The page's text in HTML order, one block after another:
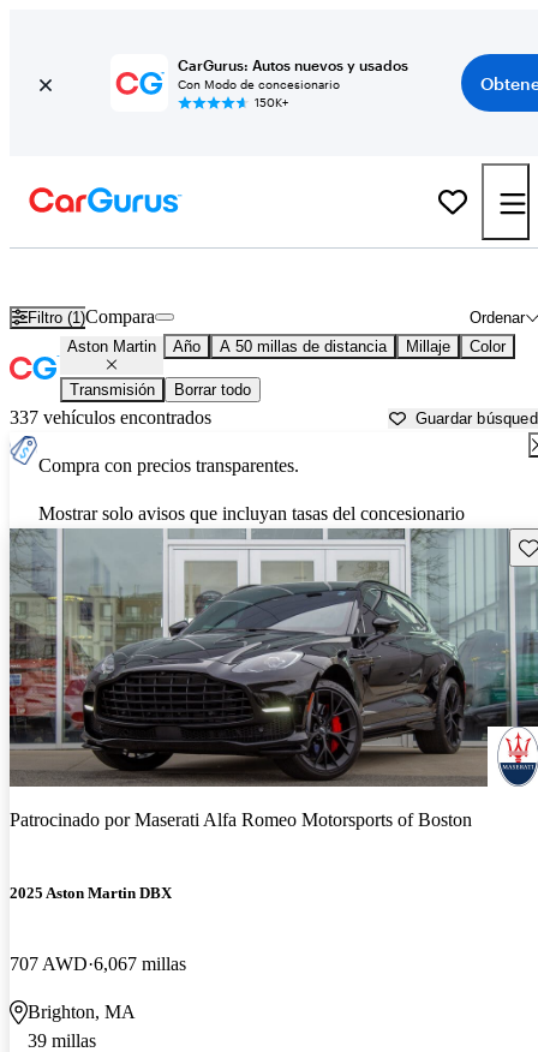
CarGurus: Autos nuevos y usados
Con Modo de concesionario
150K+
Filtro (1) Ordenar
Compara
Aston Martin Año A 50 millas de distancia Millaje Color
Transmisión Borrar todo
337 vehículos encontrados Guardar
Compra con precios transparentes.
Mostrar solo avisos que incluyan tasas del concesionario
Patrocinado porMaserati Alfa Romeo Motorsports of Boston
2025 Aston Martin DBX
707 AWD 6,067 millas
Brighton, MA
39 millas